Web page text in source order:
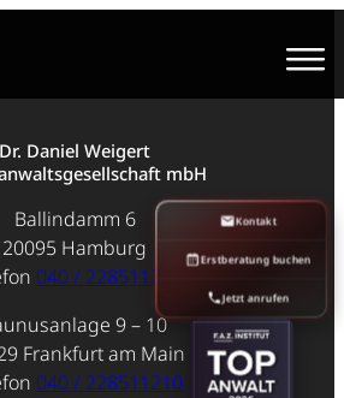
Dr. Daniel Weigert
mbH
Ballindamm 6
20095 Hamburg
040 / 228511210
9 – 10
Frankfurt am Main
040 / 228511210
Kontakt
Erstberatung buchen
Jetzt anrufen